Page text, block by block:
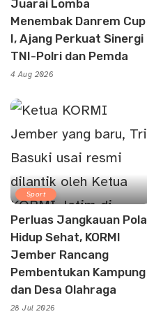
Juarai Lomba
Menembak Danrem Cup
I, Ajang Perkuat Sinergi
TNI-Polri dan Pemda
4 Aug 2026
Sport
Perluas Jangkauan Pola
Hidup Sehat, KORMI
Jember Rancang
Pembentukan Kampung
dan Desa Olahraga
28 Jul 2026